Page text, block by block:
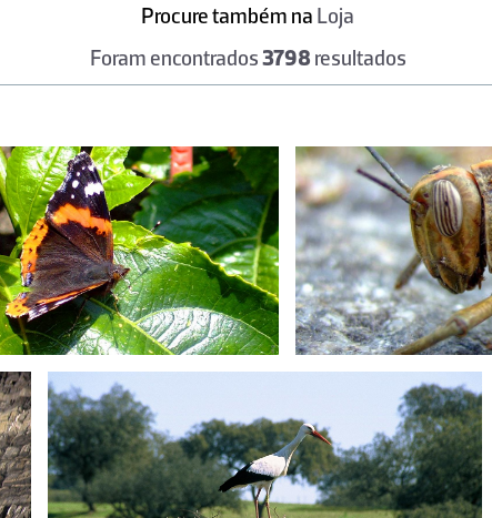
Procure também na Loja
Foram encontrados3798 resultados